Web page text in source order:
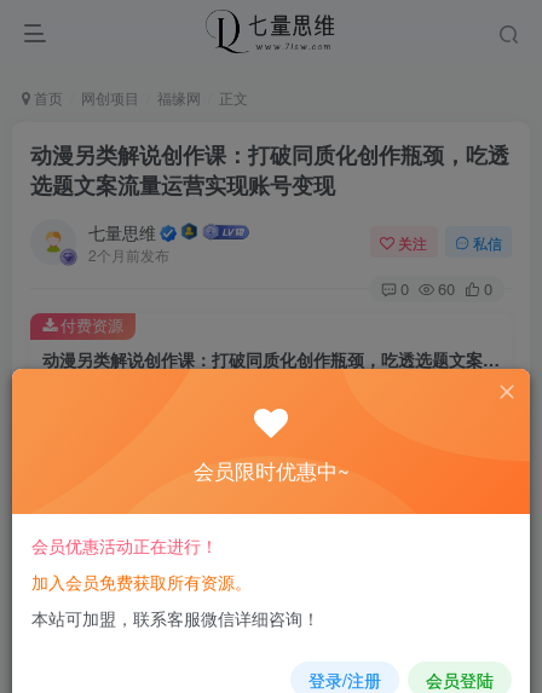
首页 网创项目 福缘网 正文
动漫另类解说创作课：打破同质化创作瓶颈，吃透
选题文案流量运营实现账号变现
七量思维
2个月前发布
关注 私信
0 60 0
动漫另类解说创作课：打破同质化创作瓶颈，吃透选题文案流量运营实现账号变现
8.8
免费
您当前未登录！建议登陆后购买，可保存购买订单
付费资源
会员限时优惠中~
会员优惠活动正在进行！
加入会员免费获取所有资源。
本站可加盟，联系客服微信详细咨询！
登录/注册 会员登陆